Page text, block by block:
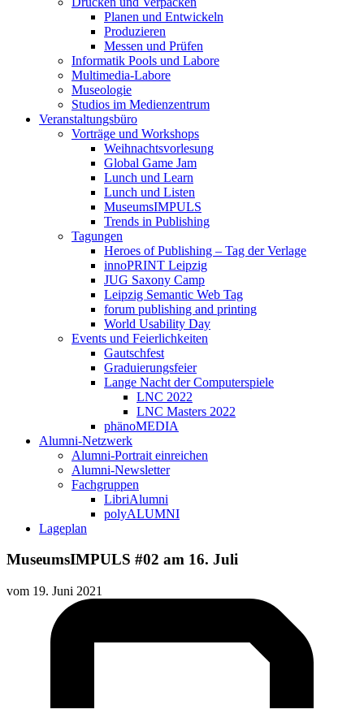
Planen und Entwickeln
Produzieren
Messen und Prüfen
Informatik Pools und Labore
Multimedia-Labore
Museologie
Studios im Medienzentrum
Veranstaltungsbüro
Vorträge und Workshops
Weihnachtsvorlesung
Global Game Jam
Lunch und Learn
Lunch und Listen
MuseumsIMPULS
Trends in Publishing
Tagungen
Heroes of Publishing – Tag der Verlage
innoPRINT Leipzig
JUG Saxony Camp
Leipzig Semantic Web Tag
forum publishing and printing
World Usability Day
Events und Feierlichkeiten
Gautschfest
Graduierungsfeier
Lange Nacht der Computerspiele
LNC 2022
LNC Masters 2022
phänoMEDIA
Alumni-Netzwerk
Alumni-Portrait einreichen
Alumni-Newsletter
Fachgruppen
LibriAlumni
polyALUMNI
Lageplan
MuseumsIMPULS #02 am 16. Juli
vom 19. Juni 2021